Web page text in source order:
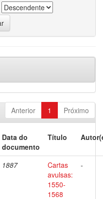
Anterior 1 Próximo
Data do
documento
Título
1887
Cartas
avulsas:
1550-
1568
-